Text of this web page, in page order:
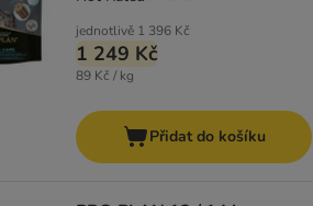
jednotlivě 1 396 Kč
1 249 Kč
89 Kč / kg
Přidat do košíku